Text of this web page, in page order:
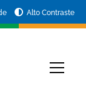
Alto Contraste